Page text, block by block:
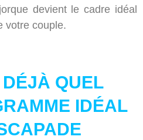
devient le cadre idéal
votre couple.
QUEL
IDÉAL